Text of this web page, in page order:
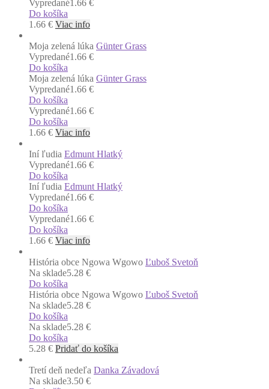
Vypredané1.66 €
Do košíka
1.66 € Viac info
Moja zelená lúka Günter Grass
Vypredané1.66 €
Do košíka
Moja zelená lúka Günter Grass
Vypredané1.66 €
Do košíka
Vypredané1.66 €
Do košíka
1.66 € Viac info
Iní ľudia Edmunt Hlatký
Vypredané1.66 €
Do košíka
Iní ľudia Edmunt Hlatký
Vypredané1.66 €
Do košíka
Vypredané1.66 €
Do košíka
1.66 € Viac info
História obce Ngowa Wgowo Ľuboš Svetoň
Na sklade5.28 €
Do košíka
História obce Ngowa Wgowo Ľuboš Svetoň
Na sklade5.28 €
Do košíka
Na sklade5.28 €
Do košíka
5.28 € Pridať do košíka
Tretí deň nedeľa Danka Závadová
Na sklade3.50 €